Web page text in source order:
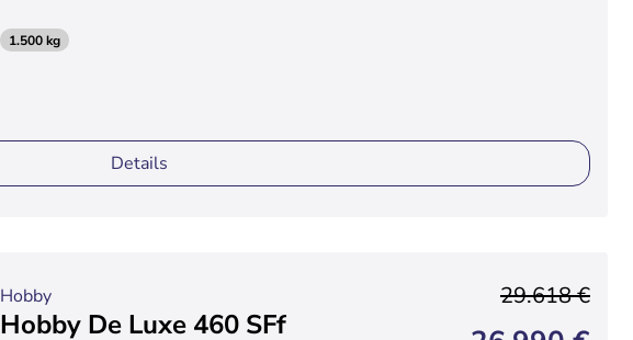
1.500 kg
Details
Hobby
Hobby De Luxe 460 SFf
29.618 €